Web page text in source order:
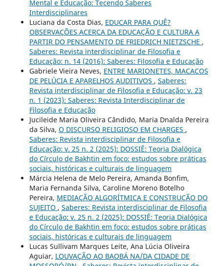
Mental e Educação: Tecendo Saberes
Interdisciplinares
Luciana da Costa Dias, EDUCAR PARA QUÊ?
OBSERVAÇÕES ACERCA DA EDUCAÇÃO E CULTURA A
PARTIR DO PENSAMENTO DE FRIEDRICH NIETZSCHE ,
Saberes: Revista interdisciplinar de Filosofia e
Educação: n. 14 (2016): Saberes: Filosofia e Educação
Gabriele Vieira Neves, ENTRE MARIONETES, MACACOS
DE PELÚCIA E APARELHOS AUDITIVOS , Saberes:
Revista interdisciplinar de Filosofia e Educação: v. 23
n. 1 (2023): Saberes: Revista Interdisciplinar de
Filosofia e Educação
Jucileide Maria Oliveira Cândido, Maria Dnalda Pereira
da Silva, O DISCURSO RELIGIOSO EM CHARGES ,
Saberes: Revista interdisciplinar de Filosofia e
Educação: v. 25 n. 2 (2025): DOSSIÊ: Teoria Dialógica
do Círculo de Bakhtin em foco: estudos sobre práticas
sociais, históricas e culturais de linguagem
Márcia Helena de Melo Pereira, Amanda Bonfim,
Maria Fernanda Silva, Caroline Moreno Botelho
Pereira, MEDIAÇÃO ALGORÍTMICA E CONSTRUÇÃO DO
SUJEITO , Saberes: Revista interdisciplinar de Filosofia
e Educação: v. 25 n. 2 (2025): DOSSIÊ: Teoria Dialógica
do Círculo de Bakhtin em foco: estudos sobre práticas
sociais, históricas e culturais de linguagem
Lucas Sullivam Marques Leite, Ana Lúcia Oliveira
Aguiar, LOUVAÇÃO AO BAOBÁ NA/DA CIDADE DE